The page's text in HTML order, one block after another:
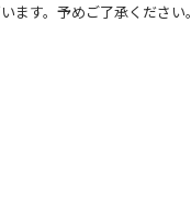
す。予めご了承ください。